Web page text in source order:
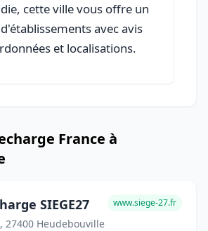
cette ville vous offre un
avec avis
et localisations.
France à
SIEGE27
27400 Heudebouville
www.siege-27.fr